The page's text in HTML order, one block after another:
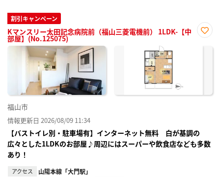
割引キャンペーン
Kマンスリー太田記念病院前（福山三菱電機前） 1LDK-【中
部屋】(No.125075)
に入
福山市
情報更新日 2026/08/09 11:34
【バストイレ別・駐車場有】インターネット無料 白が基調の
広々とした1LDKのお部屋♪周辺にはスーパーや飲食店なども多数
あり！
アクセス 山陽本線「大門駅」